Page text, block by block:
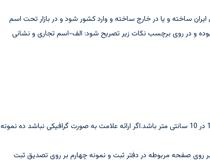
ایران ساخته و یا در خارج ساخته و وارد کشور شود و در بازار تحت اسم
و در روی برچسب نکات زیر تصریح شود: الف-اسم تجاری و نشانی
3- ارائه ده نمونه از علامت به صورت گرافیکی که با علامت الصاق شده روی اظهارنامه یکسان بوده و ابعاد آن حداکثر 10 در 10 سانتی متر باشد.اگر ارائه علامت به صورت گرافیکی نباشد ده نمونه
بر روی صفحه مربوطه در دفتر ثبت و نمونه چهارم بر روی تصدیق ثبت